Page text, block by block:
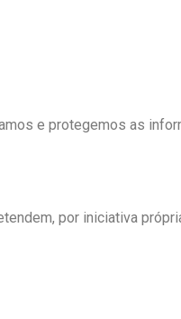
e protegemos as
por iniciativa